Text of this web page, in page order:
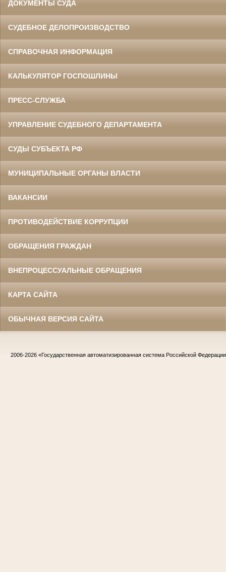
ДОКУМЕНТЫ СУДА
СУДЕБНОЕ ДЕЛОПРОИЗВОДСТВО
СПРАВОЧНАЯ ИНФОРМАЦИЯ
КАЛЬКУЛЯТОР ГОСПОШЛИНЫ
ПРЕСС-СЛУЖБА
УПРАВЛЕНИЕ СУДЕБНОГО ДЕПАРТАМЕНТА
СУДЫ СУБЪЕКТА РФ
МУНИЦИПАЛЬНЫЕ ОРГАНЫ ВЛАСТИ
ВАКАНСИИ
ПРОТИВОДЕЙСТВИЕ КОРРУПЦИИ
ОБРАЩЕНИЯ ГРАЖДАН
ВНЕПРОЦЕССУАЛЬНЫЕ ОБРАЩЕНИЯ
КАРТА САЙТА
ОБЫЧНАЯ ВЕРСИЯ САЙТА
2006-2026 «Государственная автоматизированная система Российской